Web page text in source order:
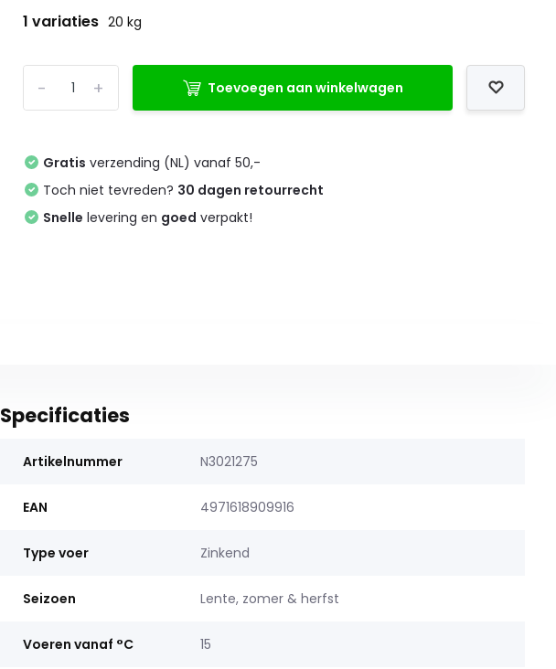
1 variaties 20 kg
+
- Toevoegen aan winkelwagen
Gratis verzending (NL) vanaf 50,-
Toch niet tevreden? 30 dagen retourrecht
Snelle levering en goed verpakt!
Specificaties
Artikelnummer N3021275
EAN 4971618909916
Type voer Zinkend
Seizoen Lente, zomer & herfst
Voeren vanaf °C 15